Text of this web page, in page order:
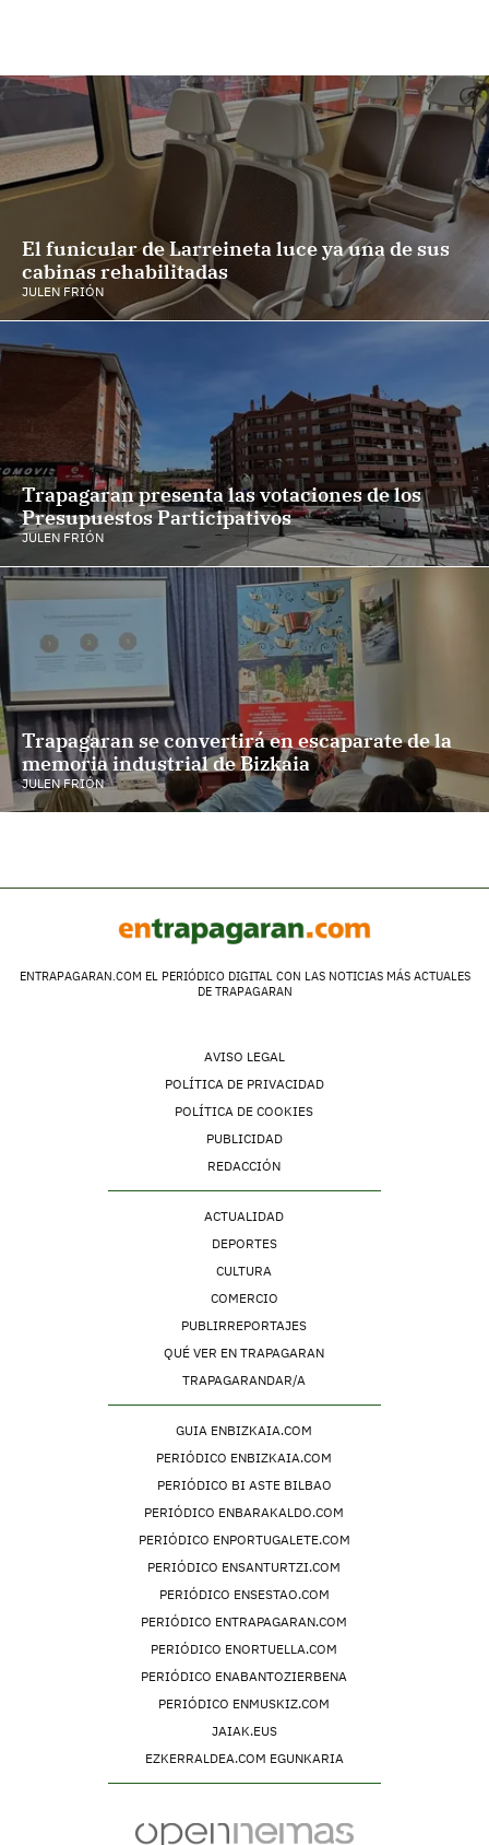
El funicular de Larreineta luce ya una de sus
cabinas rehabilitadas
JULEN FRIÓN
Trapagaran presenta las votaciones de los
Presupuestos Participativos
JULEN FRIÓN
Trapagaran se convertirá en escaparate de la
memoria industrial de Bizkaia
JULEN FRIÓN
ENTRAPAGARAN.COM EL PERIÓDICO DIGITAL CON LAS NOTICIAS MÁS ACTUALES
DE TRAPAGARAN
AVISO LEGAL
POLÍTICA DE PRIVACIDAD
POLÍTICA DE COOKIES
PUBLICIDAD
REDACCIÓN
ACTUALIDAD
DEPORTES
CULTURA
COMERCIO
PUBLIRREPORTAJES
QUÉ VER EN TRAPAGARAN
TRAPAGARANDAR/A
GUIA ENBIZKAIA.COM
PERIÓDICO ENBIZKAIA.COM
PERIÓDICO BI ASTE BILBAO
PERIÓDICO ENBARAKALDO.COM
PERIÓDICO ENPORTUGALETE.COM
PERIÓDICO ENSANTURTZI.COM
PERIÓDICO ENSESTAO.COM
PERIÓDICO ENTRAPAGARAN.COM
PERIÓDICO ENORTUELLA.COM
PERIÓDICO ENABANTOZIERBENA
PERIÓDICO ENMUSKIZ.COM
JAIAK.EUS
EZKERRALDEA.COM EGUNKARIA